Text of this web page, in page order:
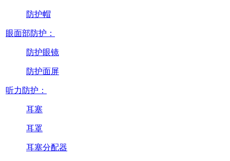
防护帽
眼面部防护：
防护眼镜
防护面屏
听力防护：
耳塞
耳罩
耳塞分配器